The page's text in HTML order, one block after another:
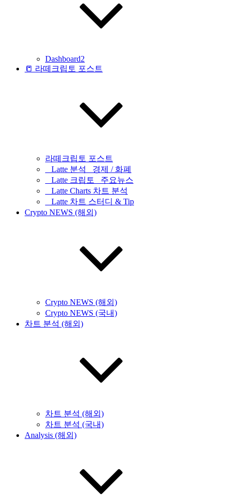
Dashboard2
📒 라떼크립토 포스트
라떼크립토 포스트
_ Latte 분석 _경제 / 화폐
_ Latte 크립토 _주요뉴스
_ Latte Charts 차트 분석
_ Latte 차트 스터디 & Tip
Crypto NEWS (해외)
Crypto NEWS (해외)
Crypto NEWS (국내)
차트 분석 (해외)
차트 분석 (해외)
차트 분석 (국내)
Analysis (해외)